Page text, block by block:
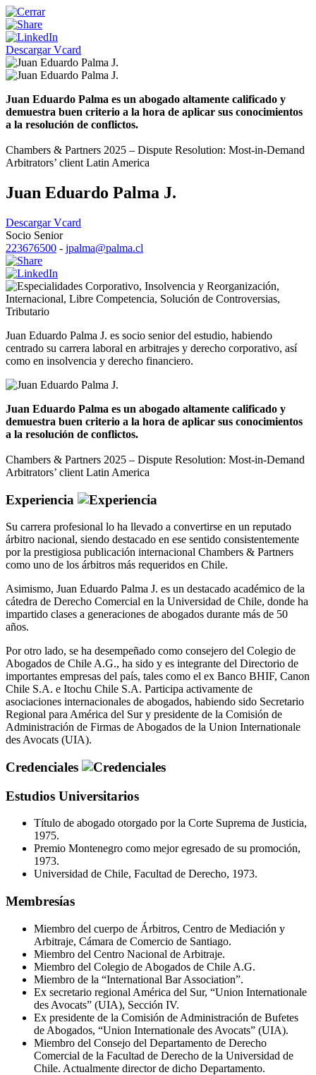
Descargar Vcard
Juan Eduardo Palma es un abogado altamente calificado y
demuestra buen criterio a la hora de aplicar sus conocimientos
a la resolución de conflictos.
Chambers & Partners 2025 – Dispute Resolution: Most-in-Demand
Arbitrators’ client Latin America
Juan Eduardo Palma J.
Descargar Vcard
Socio Senior
223676500 - jpalma@palma.cl
Corporativo, Insolvencia y Reorganización,
Internacional, Libre Competencia, Solución de Controversias,
Tributario
Juan Eduardo Palma J. es socio senior del estudio, habiendo
centrado su carrera laboral en arbitrajes y derecho corporativo, así
como en insolvencia y derecho financiero.
Juan Eduardo Palma es un abogado altamente calificado y
demuestra buen criterio a la hora de aplicar sus conocimientos
a la resolución de conflictos.
Chambers & Partners 2025 – Dispute Resolution: Most-in-Demand
Arbitrators’ client Latin America
Experiencia
Su carrera profesional lo ha llevado a convertirse en un reputado
árbitro nacional, siendo destacado en ese sentido consistentemente
por la prestigiosa publicación internacional Chambers & Partners
como uno de los árbitros más requeridos en Chile.
Asimismo, Juan Eduardo Palma J. es un destacado académico de la
cátedra de Derecho Comercial en la Universidad de Chile, donde ha
impartido clases a generaciones de abogados durante más de 50
años.
Por otro lado, se ha desempeñado como consejero del Colegio de
Abogados de Chile A.G., ha sido y es integrante del Directorio de
importantes empresas del país, tales como el ex Banco BHIF, Canon
Chile S.A. e Itochu Chile S.A. Participa activamente de
asociaciones internacionales de abogados, habiendo sido Secretario
Regional para América del Sur y presidente de la Comisión de
Administración de Firmas de Abogados de la Union Internationale
des Avocats (UIA).
Credenciales
Estudios Universitarios
Título de abogado otorgado por la Corte Suprema de Justicia,
1975.
Premio Montenegro como mejor egresado de su promoción,
1973.
Universidad de Chile, Facultad de Derecho, 1973.
Membresías
Miembro del cuerpo de Árbitros, Centro de Mediación y
Arbitraje, Cámara de Comercio de Santiago.
Miembro del Centro Nacional de Arbitraje.
Miembro del Colegio de Abogados de Chile A.G.
Miembro de la “International Bar Association”.
Ex secretario regional América del Sur, “Union Internationale
des Avocats” (UIA), Sección IV.
Ex presidente de la Comisión de Administración de Bufetes
de Abogados, “Union Internationale des Avocats” (UIA).
Miembro del Consejo del Departamento de Derecho
Comercial de la Facultad de Derecho de la Universidad de
Chile. Actualmente director de dicho Departamento.